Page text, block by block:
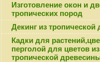
Изготовление окон и
тропических пород
Декинг из тропической
Кадки для
перголой для цветов из
тропической